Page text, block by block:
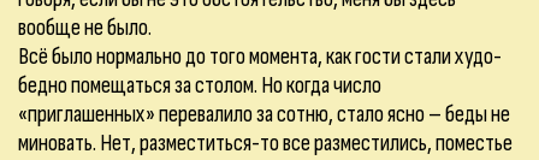
вообще не было.
Всё было нормально до того момента, как гости стали худо-
бедно помещаться за столом. Но когда число
«приглашенных» перевалило за сотню, стало ясно – беды не
миновать. Нет, разместиться-то все разместились, поместье